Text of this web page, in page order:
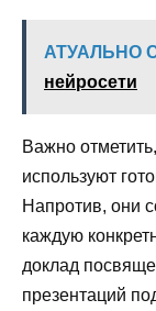
АТУАЛЬНО
нейросети
Важно
используют
Напротив, они
каждую
доклад
презентаций